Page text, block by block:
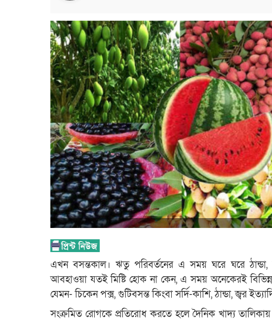
এখন বসন্তকাল। ঋতু পরিবর্তনের এ সময় ঘরে ঘরে ঠান্ডা,
আবহাওয়া যতই মিষ্টি হোক না কেন, এ সময় অনেকেরই
যেমন- চিকেন পক্স, গুটিবসন্ত কিংবা সর্দি-কাশি, ঠান্ডা, জ্বর
সংক্রমিত রোগকে প্রতিরোধ করতে হলে দৈনিক খাদ্য